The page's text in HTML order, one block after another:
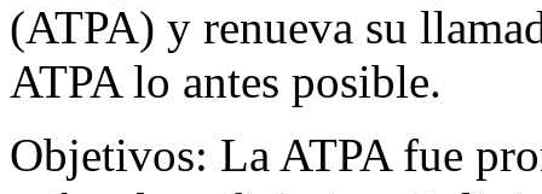
(ATPA) y renueva su
ATPA lo antes posible.
Objetivos: La ATPA fue